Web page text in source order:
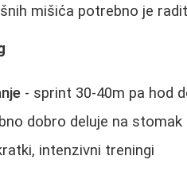
mišića potrebno je
- sprint 30-40m pa hod
dobro deluje na stomak
intenzivni treningi